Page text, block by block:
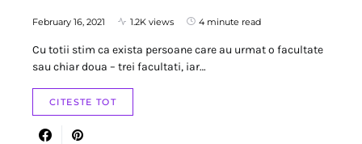
February 16, 2021 1.2K views 4 minute read
Cu totii stim ca exista persoane care au urmat o facultate
sau chiar doua – trei facultati, iar…
CITESTE TOT